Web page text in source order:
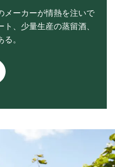
メーカーが情熱を注いで
、少量生産の蒸留酒、
。